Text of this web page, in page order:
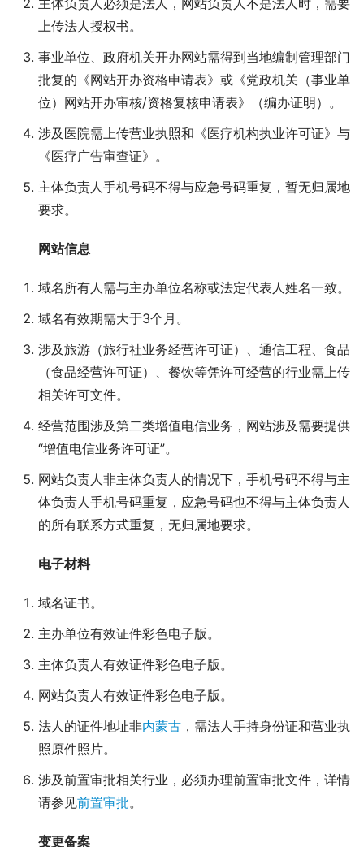
主体负责人必须是法人，网站负责人不是法人时，需要
上传法人授权书。
事业单位、政府机关开办网站需得到当地编制管理部门
批复的《网站开办资格申请表》或《党政机关（事业单
位）网站开办审核/资格复核申请表》（编办证明）。
涉及医院需上传营业执照和《医疗机构执业许可证》与
《医疗广告审查证》。
主体负责人手机号码不得与应急号码重复，暂无归属地
要求。
网站信息
域名所有人需与主办单位名称或法定代表人姓名一致。
域名有效期需大于3个月。
涉及旅游（旅行社业务经营许可证）、通信工程、食品
（食品经营许可证）、餐饮等凭许可经营的行业需上传
相关许可文件。
经营范围涉及第二类增值电信业务，网站涉及需要提供
“增值电信业务许可证”。
网站负责人非主体负责人的情况下，手机号码不得与主
体负责人手机号码重复，应急号码也不得与主体负责人
的所有联系方式重复，无归属地要求。
电子材料
域名证书。
主办单位有效证件彩色电子版。
主体负责人有效证件彩色电子版。
网站负责人有效证件彩色电子版。
法人的证件地址非内蒙古 ，需法人手持身份证和营业执
照原件照片。
涉及前置审批相关行业，必须办理前置审批文件，详情
请参见前置审批。
变更备案